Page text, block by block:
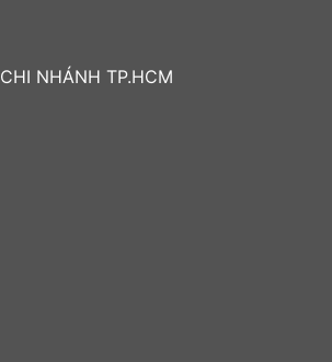
CHI NHÁNH TP.HCM